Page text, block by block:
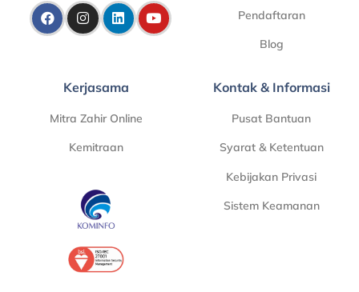
Pendaftaran
Blog
Kerjasama
Mitra Zahir Online
Kemitraan
Kontak & Informasi
Pusat Bantuan
Syarat & Ketentuan
Kebijakan Privasi
Sistem Keamanan